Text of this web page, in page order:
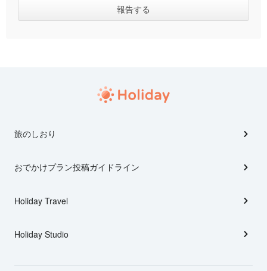
旅のしおり
おでかけプラン投稿ガイドライン
Holiday Travel
Holiday Studio